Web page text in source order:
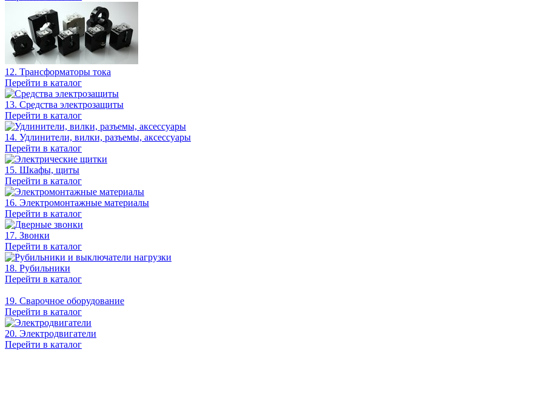
12. Трансформаторы тока
Перейти в каталог
13. Средства электрозащиты
Перейти в каталог
14. Удлинители, вилки, разъемы, аксессуары
Перейти в каталог
15. Шкафы, щиты
Перейти в каталог
16. Электромонтажные материалы
Перейти в каталог
17. Звонки
Перейти в каталог
18. Рубильники
Перейти в каталог
19. Сварочное оборудование
Перейти в каталог
20. Электродвигатели
Перейти в каталог